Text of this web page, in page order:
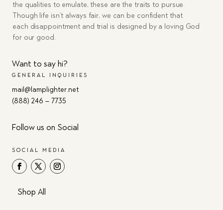
the qualities to emulate, these are the traits to pursue.
Though life isn’t always fair, we can be confident that
each disappointment and trial is designed by a loving God
for our good.
Want to say hi?
GENERAL INQUIRIES
mail@lamplighter.net
(888) 246 – 7735
Follow us on Social
SOCIAL MEDIA
Shop All